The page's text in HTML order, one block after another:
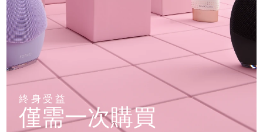
終身受益
僅需一次購買